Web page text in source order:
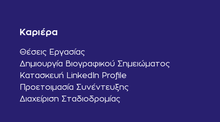
Καριέρα
Θέσεις Εργασίας
Δημιουργία Βιογραφικού Σημειώματος
Κατασκευή LinkedIn Profile
Προετοιμασία Συνέντευξης
Διαχείριση Σταδιοδρομίας